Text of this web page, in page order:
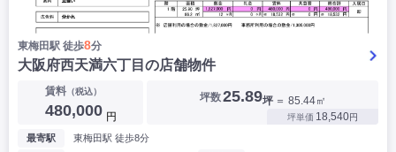
東梅田駅 徒歩8分
大阪府西天満六丁目の店舗物件
賃料（税込）
480,000 円
坪数25.89坪 ＝ 85.44㎡
坪単価 18,540円
最寄駅
東梅田駅 徒歩8分